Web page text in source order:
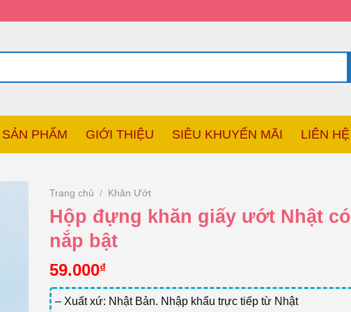
SẢN PHẨM GIỚI THIỆU SIÊU KHUYẾN MÃI LIÊN HỆ
Trang chủ / Khăn Ướt
Hộp đựng khăn giấy ướt Nhật có
nắp bật
59.000₫
– Xuất xứ: Nhật Bản. Nhập khẩu trực tiếp từ Nhật